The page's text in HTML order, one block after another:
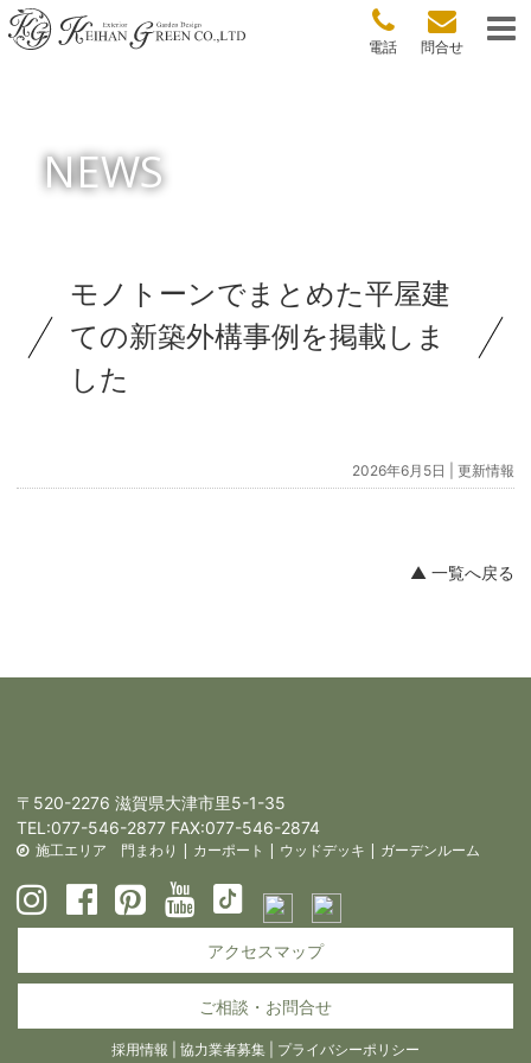
問合せ
電話
NEWS
モノトーンでまとめた平屋建
ての新築外構事例を掲載しま
した
2026年6月5日 | 更新情報
▲ 一覧へ戻る
〒520-2276 滋賀県大津市里5-1-35
TEL:077-546-2877 FAX:077-546-2874
施工エリア 門まわり | カーポート | ウッドデッキ | ガーデンルーム
アクセスマップ
ご相談・お問合せ
採用情報 協力業者募集 プライバシーポリシー